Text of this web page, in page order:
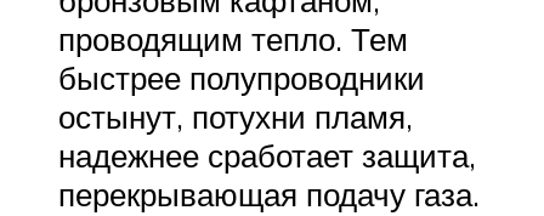
проводящим тепло. Тем
быстрее полупроводники
остынут, потухни пламя,
надежнее сработает защита,
перекрывающая подачу газа.